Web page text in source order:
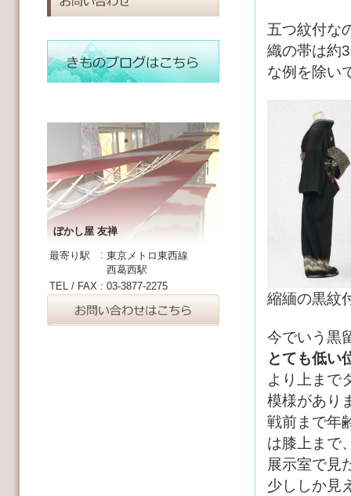
ぼかし屋 友禅
最寄り駅 : 東京メトロ東西線
西葛西駅
TEL / FAX : 03-3877-2275
五つ紋付な
織の帯は約
な例を除い
縮緬の黒紋
今でいう黒
とても低い
より上まで
模様があり
戦前まで年
は膝上まで
展示室で見
少ししか見